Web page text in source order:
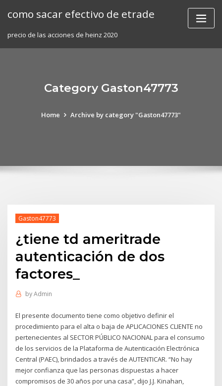
como sacar efectivo de etrade
precio de las acciones de heinz 2020
Category Gaston47773
Home Archive by category "Gaston47773"
Gaston47773
¿tiene td ameritrade
autenticación de dos
factores_
byAdmin
El presente documento tiene como objetivo definir el
procedimiento para el alta o baja de APLICACIONES CLIENTE no
pertenecientes al SECTOR PÚBLICO NACIONAL para el consumo
de los servicios de la Plataforma de Autenticación Electrónica
Central (PAEC), brindados a través de AUTENTICAR. “No hay
mejor confianza que las personas dispuestas a hacer
compromisos de 30 años por una casa”, dijo J.J. Kinahan,